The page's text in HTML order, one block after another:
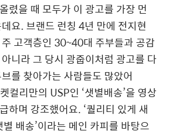
렸을 때 모두가 이 광고를 가장 먼
요. 브랜드 런칭 4년 만에 전지현
주 고객층인 30~40대 주부들과 공감
아니라그 당시 광줍이처럼 광고를 다
를 찾아가는 사람들도 많았어
컬리만의 USP인 ‘샛별배송’을 영상
하며 강조했어요. ‘퀄리티 있게 새
별 배송’이라는 메인 카피를 바탕으